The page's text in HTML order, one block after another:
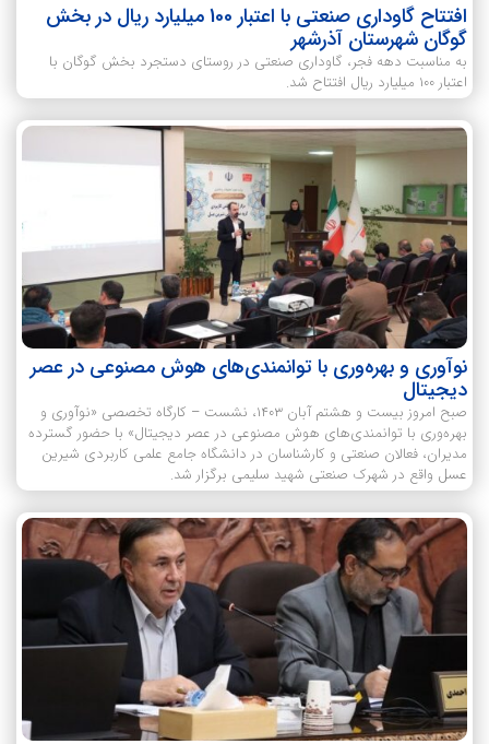
افتتاح گاوداری صنعتی با اعتبار 100 میلیارد ریال در بخش
گوگان شهرستان آذرشهر
به مناسبت دهه فجر، گاوداری صنعتی در روستای دستجرد بخش گوگان با
اعتبار 100 میلیارد ریال افتتاح شد.
نوآوری و بهره‌وری با توانمندی‌های هوش مصنوعی در عصر
دیجیتال
صبح امروز بیست و هشتم آبان ۱۴۰۳، نشست – کارگاه تخصصی «نوآوری و
بهره‌وری با توانمندی‌های هوش مصنوعی در عصر دیجیتال» با حضور گسترده
مدیران، فعالان صنعتی و کارشناسان در دانشگاه جامع علمی کاربردی شیرین
عسل واقع در شهرک صنعتی شهید سلیمی برگزار شد.